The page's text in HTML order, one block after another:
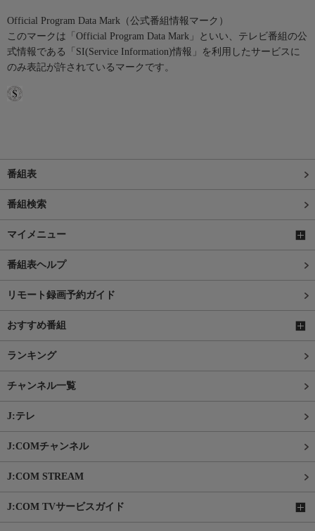
Official Program Data Mark（公式番組情報マーク）
このマークは「Official Program Data Mark」といい、テレビ番組の公
式情報である「SI(Service Information)情報」を利用したサービスに
のみ表記が許されているマークです。
番組表
番組検索
マイメニュー
番組表ヘルプ
リモート録画予約ガイド
おすすめ番組
ランキング
チャンネル一覧
J:テレ
J:COMチャンネル
J:COM STREAM
J:COM TVサービスガイド